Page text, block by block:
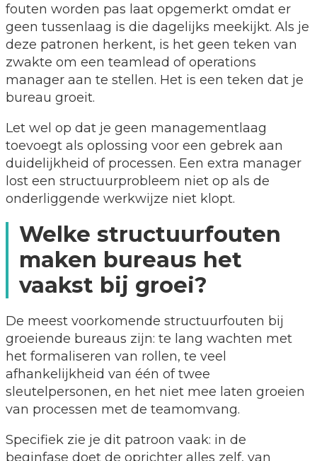
fouten worden pas laat opgemerkt omdat er
geen tussenlaag is die dagelijks meekijkt. Als je
deze patronen herkent, is het geen teken van
zwakte om een teamlead of operations
manager aan te stellen. Het is een teken dat je
bureau groeit.
Let wel op dat je geen managementlaag
toevoegt als oplossing voor een gebrek aan
duidelijkheid of processen. Een extra manager
lost een structuurprobleem niet op als de
onderliggende werkwijze niet klopt.
Welke structuurfouten
maken bureaus het
vaakst bij groei?
De meest voorkomende structuurfouten bij
groeiende bureaus zijn: te lang wachten met
het formaliseren van rollen, te veel
afhankelijkheid van één of twee
sleutelpersonen, en het niet mee laten groeien
van processen met de teamomvang.
Specifiek zie je dit patroon vaak: in de
beginfase doet de oprichter alles zelf, van